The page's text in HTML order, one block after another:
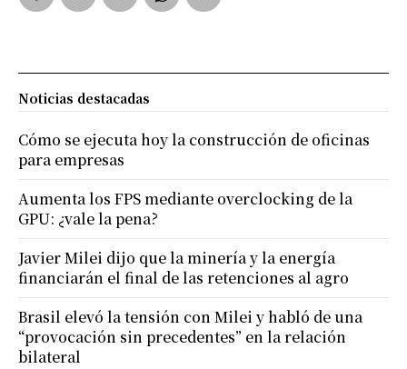
Noticias destacadas
Cómo se ejecuta hoy la construcción de oficinas
para empresas
Aumenta los FPS mediante overclocking de la
GPU: ¿vale la pena?
Javier Milei dijo que la minería y la energía
financiarán el final de las retenciones al agro
Brasil elevó la tensión con Milei y habló de una
“provocación sin precedentes” en la relación
bilateral